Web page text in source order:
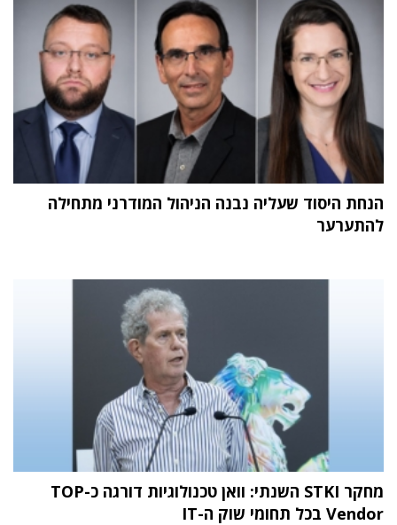
הנחת היסוד שעליה נבנה הניהול המודרני מתחילה
להתערער
מחקר STKI השנתי: וואן טכנולוגיות דורגה כ-TOP
Vendor בכל תחומי שוק ה-IT